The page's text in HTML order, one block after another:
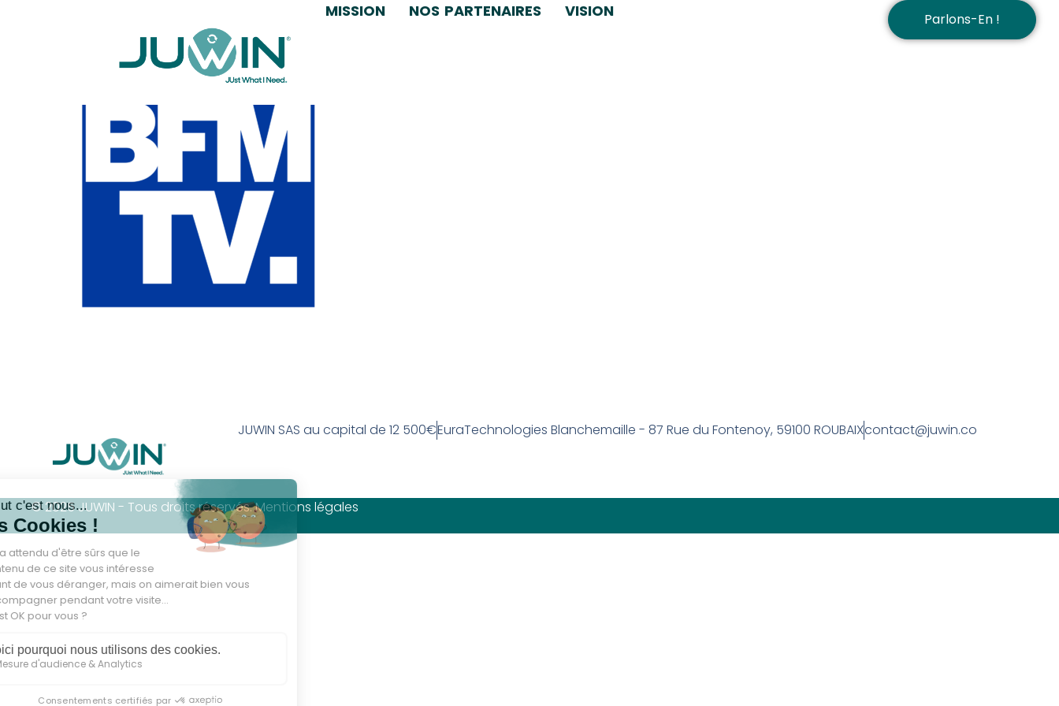
MISSION NOS PARTENAIRES VISION Parlons-En !
Logo BFMTV
JUWIN SAS au capital de 12 500€EuraTechnologies Blanchemaille - 87 Rue du Fontenoy, 59100 ROUBAIXcontact@juwin.co
© 2025 JUWIN - Tous droits réservés. Mentions légales